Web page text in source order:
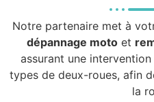
Notre partenaire met à
dépannage motoet
assurant une
types de deux-roues, afin
la